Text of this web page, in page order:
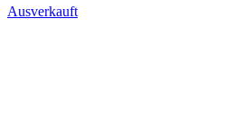
Ausverkauft